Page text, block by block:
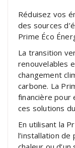
Réduisez vos
des sources
Prime Éco
La transition
renouvelables
changement
carbone. La
financière pour
ces solutions
En utilisant la
l’installation de